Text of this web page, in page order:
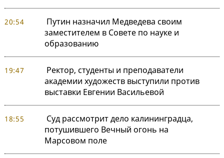
20:54
Путин назначил Медведева своим
заместителем в Совете по науке и
образованию
19:47
Ректор, студенты и преподаватели
академии художеств выступили против
выставки Евгении Васильевой
18:55
Суд рассмотрит дело калининградца,
потушившего Вечный огонь на
Марсовом поле